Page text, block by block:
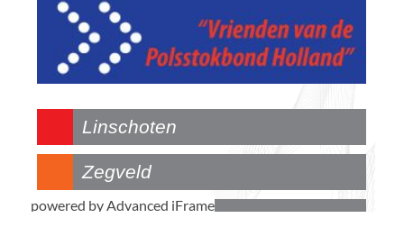
powered by Advanced iFrame